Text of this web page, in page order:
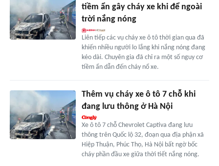
tiềm ẩn gây cháy xe khi để ngoài
trời nắng nóng
Liên tiếp các vụ cháy xe ô tô thời gian qua đã
khiến nhiều người lo lắng khi nắng nóng đang
kéo dài. Chuyên gia đã chỉ ra một số nguy cơ
tiềm ẩn dẫn đến cháy nổ xe.
Thêm vụ cháy xe ô tô 7 chỗ khi
đang lưu thông ở Hà Nội
Xe ô tô 7 chỗ Chevrolet Captiva đang lưu
thông trên Quốc lộ 32, đoạn qua địa phận xã
Hiệp Thuận, Phúc Thọ, Hà Nội bất ngờ bốc
cháy phần đầu xe giữa thời tiết nắng nóng.